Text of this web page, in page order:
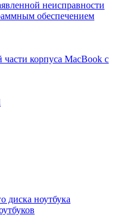
неисправности
обеспечением
части корпуса MacBook с
диска ноутбука